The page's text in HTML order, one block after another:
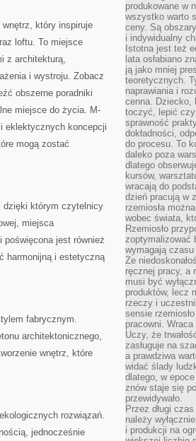
który inspiruje
loftu. To miejsce
z architekturą,
i wystroju. Zobacz
obszerne poradniki
miejsce do życia. M-
eklektycznych koncepcji
mogą zostać
dzięki którym czytelnicy
miejsca
poświęcona jest również
harmonijną i estetyczną
fabrycznym.
architektonicznego,
wnętrz, które
rozwiązań.
jednocześnie
produkowane w
wszystko warto
ceny. Są
i indywidualny
Istotna jest też
lata osłabiano
ją jako mniej
teoretycznych.
naprawiania i
cenna. Dziecko,
toczyć, lepić
sprawność
dokładności,
do procesu. To
daleko poza
dlatego
kursów,
wracają do
dzień pracują w
rzemiosła
wobec świata,
Rzemiosło
zoptymalizować
wymagają czasu
Że
ręcznej pracy, a
musi być
produktów, lecz
rzeczy i
sensie
pracowni.
Uczy, że
zasługuje na
a prawdziwa
widać ślady
dlatego, w
znów staje się
przewidywało.
Przez długi
należy
i produkcji na